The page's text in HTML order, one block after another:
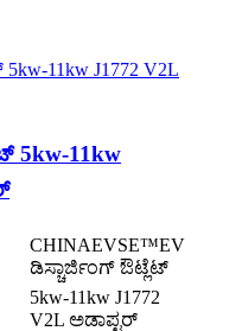
5kw-11kw
CHINAEVSE™️EV
ಡಿಸ್ಚಾರ್ಜಿಂಗ್ ಔಟ್ಲೆಟ್
5kw-11kw J1772
V2L ಅಡಾಪ್ಟರ್